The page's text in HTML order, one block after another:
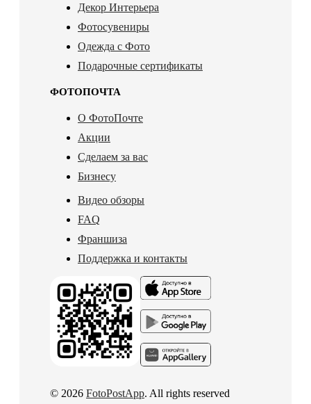
Декор Интерьера
Фотосувениры
Одежда с Фото
Подарочные сертификаты
ФОТОПОЧТА
О ФотоПочте
Акции
Сделаем за вас
Бизнесу
Видео обзоры
FAQ
Франшиза
Поддержка и контакты
© 2026 FotoPostApp. All rights reserved